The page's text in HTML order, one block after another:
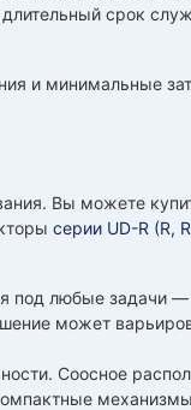
срок
и минимальные
Вы можете
серии UD-R (R,
под любые задачи —
может
Соосное